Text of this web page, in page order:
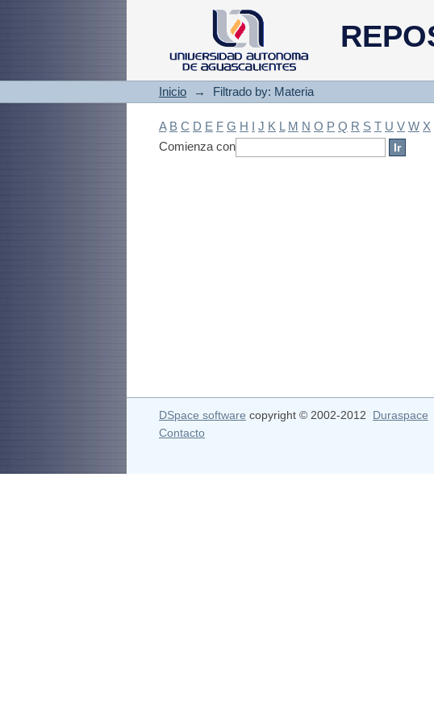
Filtrado by: Materia
Inicio → Filtrado by: Materia
A B C D E F G H I J K L M N O P Q R S T U V W X
Comienza con
DSpace software copyright © 2002-2012 Duraspace
Contacto